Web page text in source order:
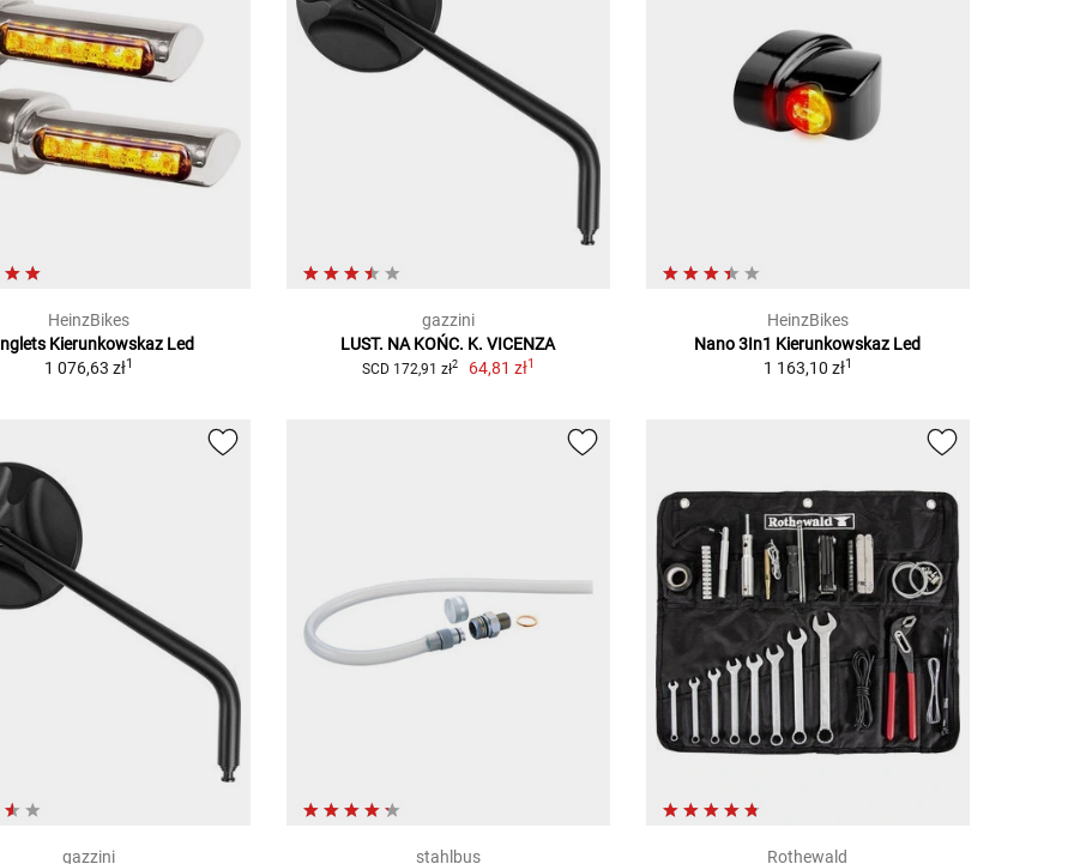
HeinzBikes
Kierunkowskaz Led
1 076,63 zł1
gazzini
LUST. NA KOŃC. K. VICENZA
SCD 172,91 zł2 64,81 zł1
HeinzBikes
Nano 3In1 Kierunkowskaz Led
1 163,10 zł1
gazzini
stahlbus
Rothewald